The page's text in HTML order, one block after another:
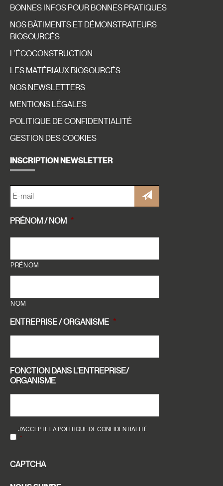
BONNES INFOS POUR BONNES PRATIQUES
NOS BÂTIMENTS ET DÉMONSTRATEURS
BIOSOURCÉS
L’ÉCOCONSTRUCTION
LES MATÉRIAUX BIOSOURCÉS
NOS NEWSLETTERS
MENTIONS LÉGALES
POLITIQUE DE CONFIDENTIALITÉ
GESTION DES COOKIES
INSCRIPTION NEWSLETTER
E-
MAIL *
PRÉNOM / NOM *
PRÉNOM
NOM
ENTREPRISE / ORGANISME *
FONCTION DANS L'ENTREPRISE/
ORGANISME
RGPD *
J’ACCEPTE LA POLITIQUE DE CONFIDENTIALITÉ.
*
CAPTCHA